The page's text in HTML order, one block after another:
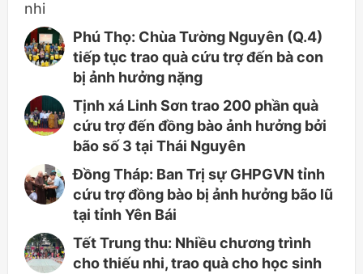
Phú Thọ: Chùa Tường Nguyên (Q.4)
tiếp tục trao quà cứu trợ đến bà con
bị ảnh hưởng nặng
Tịnh xá Linh Sơn trao 200 phần quà
cứu trợ đến đồng bào ảnh hưởng bởi
bão số 3 tại Thái Nguyên
Đồng Tháp: Ban Trị sự GHPGVN tỉnh
cứu trợ đồng bào bị ảnh hưởng bão lũ
tại tỉnh Yên Bái
Tết Trung thu: Nhiều chương trình
cho thiếu nhi, trao quà cho học sinh